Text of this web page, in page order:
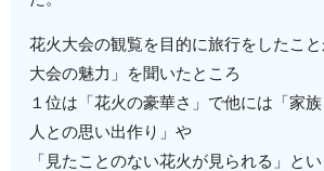
花火大会の観覧を目的に旅行をしたこ
大会の魅力」を聞いたところ
１位は「花火の豪華さ」で他には「家
人との思い出作り」や
「見たことのない花火が見られる」と